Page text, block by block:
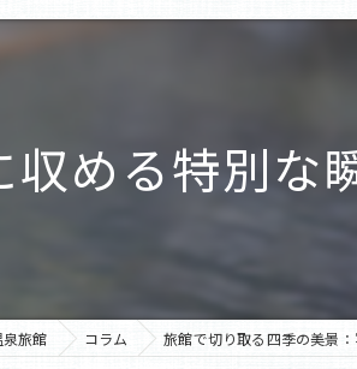
める特別な
旅館 コラム 旅館で切り取る四季の美景